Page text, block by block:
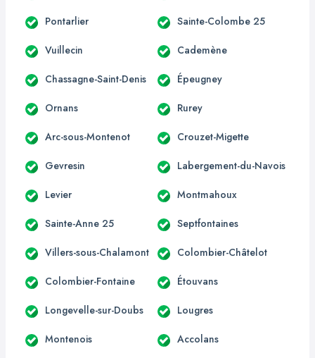
Pontarlier Sainte-Colombe 25
Vuillecin Cademène
Chassagne-Saint-Denis Épeugney
Ornans Rurey
Arc-sous-Montenot Crouzet-Migette
Gevresin Labergement-du-Navois
Levier Montmahoux
Sainte-Anne 25 Septfontaines
Villers-sous-Chalamont Colombier-Châtelot
Colombier-Fontaine Étouvans
Longevelle-sur-Doubs Lougres
Montenois Accolans